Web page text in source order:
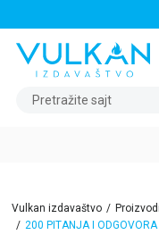
Pretražite sajt
Vulkan izdavaštvo Proizvodi
200 PITANJA I